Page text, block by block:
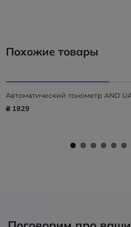
Похожие товары
Автоматический тонометр AND
₴ 1829